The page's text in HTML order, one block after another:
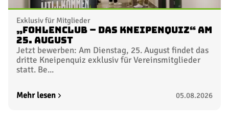
Exklusiv für Mitglieder
„FohlenClub – Das Kneipenquiz“ am
25. August
Jetzt bewerben: Am Dienstag, 25. August findet das
dritte Kneipenquiz exklusiv für Vereinsmitglieder
statt. Be...
Mehr lesen 05.08.2026